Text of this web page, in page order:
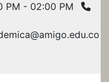
PM - 02:00 PM